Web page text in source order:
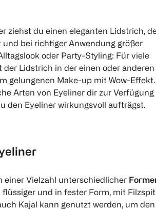
ziehst du einen eleganten Lidstrich,
und bei richtiger Anwendung größer
oder Party-Styling: Für viele
der Lidstrich in der einen oder anderen
gelungenen Make-up mit Wow-Effekt.
Arten von Eyeliner dir zur Verfügung
den Eyeliner wirkungsvoll aufträgst.
einer Vielzahl unterschiedlicher
flüssiger und in fester Form, mit
Kajal kann genutzt werden, um den